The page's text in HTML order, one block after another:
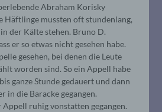
Abraham Korisky
Häftlinge mussten oft stundenlang,
der Kälte stehen. Bruno D.
er so etwas nicht gesehen habe.
gesehen, bei denen die Leute
worden sind. So ein Appell habe
ganze Stunde gedauert und dann
in die Baracke gegangen.
ruhig vonstatten gegangen.